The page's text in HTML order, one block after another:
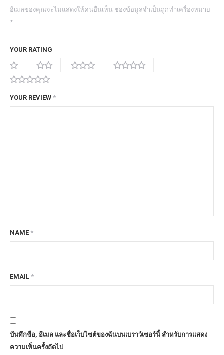
อีเมลของคุณจะไม่แสดงให้คนอื่นเห็น ช่องข้อมูลจำเป็นถูกทำเครื่องหมาย
*
YOUR RATING
YOUR REVIEW *
NAME *
EMAIL *
บันทึกชื่อ, อีเมล และชื่อเว็บไซต์ของฉันบนเบราว์เซอร์นี้ สำหรับการแสดง
ความเห็นครั้งถัดไป